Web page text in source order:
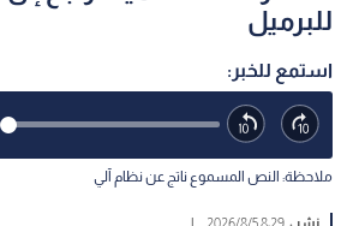
للبرميل
استمع للخبر:
ملاحظة: النص المسموع ناتج عن نظام آلي